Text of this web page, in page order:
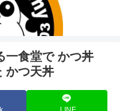
一食堂で かつ丼
かつ天丼